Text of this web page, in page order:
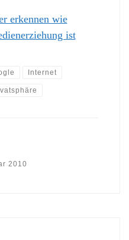
erkennen wie
ist
Internet
2010